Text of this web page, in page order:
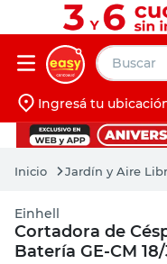
Buscar
Iniciá
Ingresá tu
Jardín y Aire
Einhell
Cortadora de
Batería GE-CM
muebles
pintura
escritorio
puertas
placard